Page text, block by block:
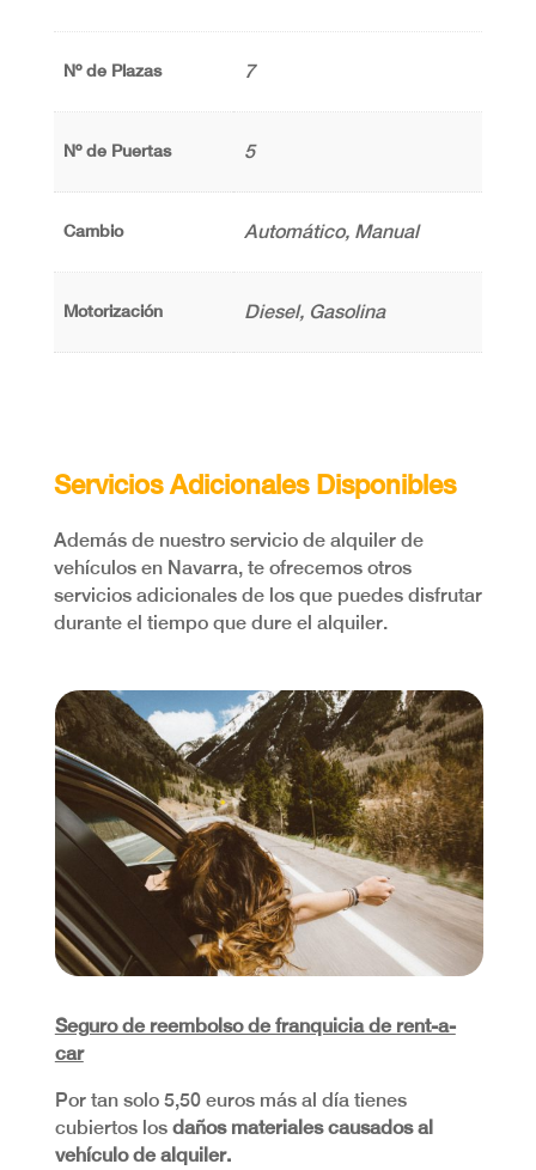
Nº de Plazas 7
Nº de Puertas 5
Cambio Automático, Manual
Motorización Diesel, Gasolina
Servicios Adicionales Disponibles
Además de nuestro servicio de alquiler de
vehículos en Navarra, te ofrecemos otros
servicios adicionales de los que puedes disfrutar
durante el tiempo que dure el alquiler.
Seguro de reembolso de franquicia de rent-a-
car
Por tan solo 5,50 euros más al día tienes
cubiertos los daños materiales causados al
vehículo de alquiler.